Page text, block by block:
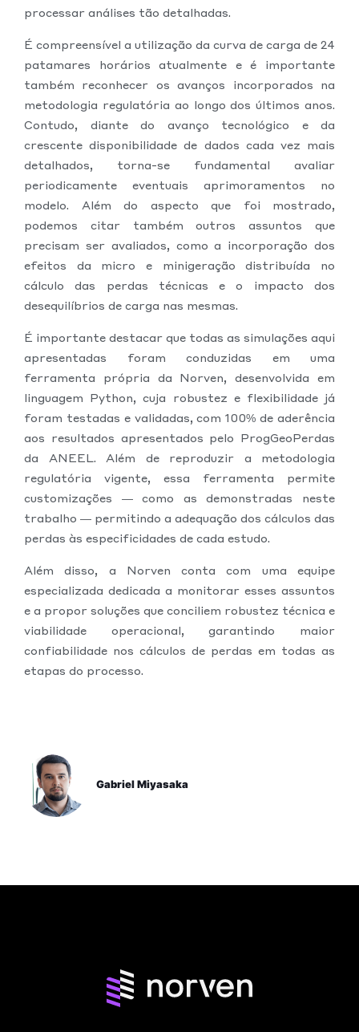
processar análises tão detalhadas.
É compreensível a utilização da curva de carga de 24
patamares horários atualmente e é importante
também reconhecer os avanços incorporados na
metodologia regulatória ao longo dos últimos anos.
Contudo, diante do avanço tecnológico e da
crescente disponibilidade de dados cada vez mais
detalhados, torna-se fundamental avaliar
periodicamente eventuais aprimoramentos no
modelo. Além do aspecto que foi mostrado,
podemos citar também outros assuntos que
precisam ser avaliados, como a incorporação dos
efeitos da micro e minigeração distribuída no
cálculo das perdas técnicas e o impacto dos
desequilíbrios de carga nas mesmas.
É importante destacar que todas as simulações aqui
apresentadas foram conduzidas em uma
ferramenta própria da Norven, desenvolvida em
linguagem Python, cuja robustez e flexibilidade já
foram testadas e validadas, com 100% de aderência
aos resultados apresentados pelo ProgGeoPerdas
da ANEEL. Além de reproduzir a metodologia
regulatória vigente, essa ferramenta permite
customizações — como as demonstradas neste
trabalho — permitindo a adequação dos cálculos das
perdas às especificidades de cada estudo.
Além disso, a Norven conta com uma equipe
especializada dedicada a monitorar esses assuntos
e a propor soluções que conciliem robustez técnica e
viabilidade operacional, garantindo maior
confiabilidade nos cálculos de perdas em todas as
etapas do processo.
Gabriel Miyasaka